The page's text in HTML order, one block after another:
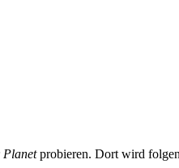
Planetprobieren. Dort wird